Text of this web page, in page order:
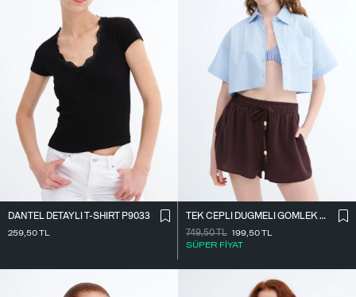
DANTEL DETAYLI T-SHIRT P9033
259,50TL
TEK CEPLI DÜĞMELI GÖMLEK G18323
749,50TL 199,50TL
SÜPER FİYAT